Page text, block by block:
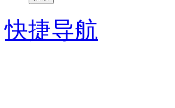
快捷导航